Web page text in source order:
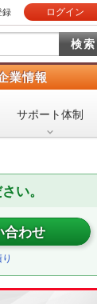
録 ログイン
業情報
サポート体制
い。
合わせ